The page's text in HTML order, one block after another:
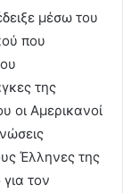
μέσω του
που
της
οι Αμερικανοί
Έλληνες της
τον